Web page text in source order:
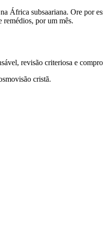
África subsaariana. Ore por
por um mês.
revisão criteriosa e
cristã.